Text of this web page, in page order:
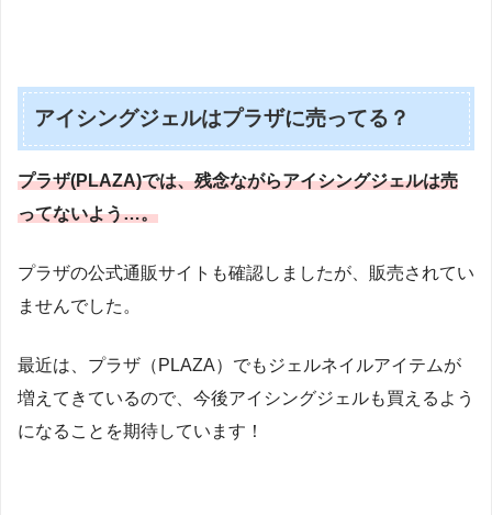
アイシングジェルはプラザに売ってる？
プラザ(PLAZA)では、残念ながらアイシングジェルは売
ってないよう…。
プラザの公式通販サイトも確認しましたが、販売されてい
ませんでした。
最近は、プラザ（PLAZA）でもジェルネイルアイテムが
増えてきているので、今後アイシングジェルも買えるよう
になることを期待しています！